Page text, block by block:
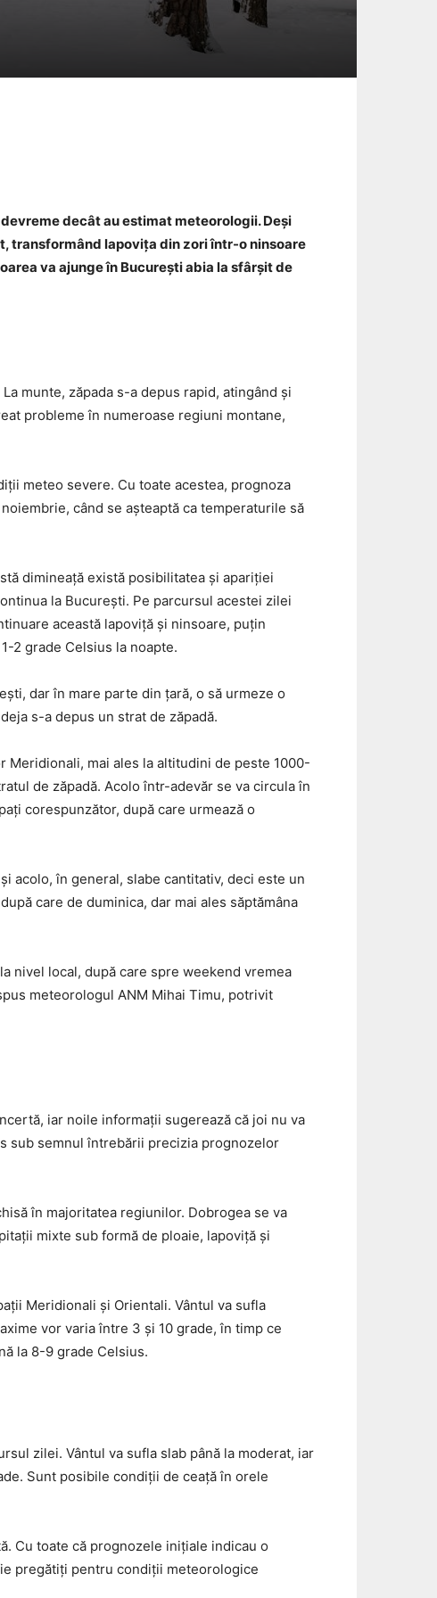
decât au estimat meteorologii. Deși
transformând lapovița din zori într-o ninsoare
va ajunge în București abia la sfârșit de
munte, zăpada s-a depus rapid, atingând și
probleme în numeroase regiuni montane,
meteo severe. Cu toate acestea, prognoza
când se așteaptă ca temperaturile să
dimineață există posibilitatea și apariției
la București. Pe parcursul acestei zilei
această lapoviță și ninsoare, puțin
2 grade Celsius la noapte.
dar în mare parte din țară, o să urmeze o
s-a depus un strat de zăpadă.
Meridionali, mai ales la altitudini de peste 1000-
de zăpadă. Acolo într-adevăr se va circula în
corespunzător, după care urmează o
acolo, în general, slabe cantitativ, deci este un
care de duminica, dar mai ales săptămâna
nivel local, după care spre weekend vremea
meteorologul ANM Mihai Timu, potrivit
iar noile informații sugerează că joi nu va
sub semnul întrebării precizia prognozelor
în majoritatea regiunilor. Dobrogea se va
mixte sub formă de ploaie, lapoviță și
Meridionali și Orientali. Vântul va sufla
vor varia între 3 și 10 grade, în timp ce
la 8-9 grade Celsius.
zilei. Vântul va sufla slab până la moderat, iar
Sunt posibile condiții de ceață în orele
Cu toate că prognozele inițiale indicau o
pregătiți pentru condiții meteorologice